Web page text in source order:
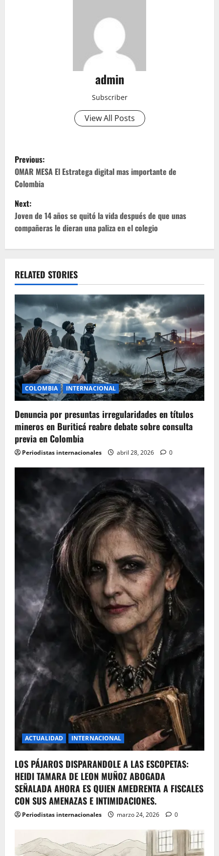
admin
Subscriber
View All Posts
P
o
s
t
n
v
i
g
a
t
i
o
n
Previous:
OMAR MESA El Estratega digital mas importante de
Colombia
Next:
Joven de 14 años se quitó la vida después de que unas
compañeras le dieran una paliza en el colegio
RELATED STORIES
COLOMBIA INTERNACIONAL
Denuncia por presuntas irregularidades en títulos
mineros en Buriticá reabre debate sobre consulta
previa en Colombia
Periodistas internacionales abril 28, 2026 0
ACTUALIDAD INTERNACIONAL
LOS PÁJAROS DISPARANDOLE A LAS ESCOPETAS:
HEIDI TAMARA DE LEON MUÑOZ ABOGADA
SEÑALADA AHORA ES QUIEN AMEDRENTA A FISCALES
CON SUS AMENAZAS E INTIMIDACIONES.
Periodistas internacionales marzo 24, 2026 0